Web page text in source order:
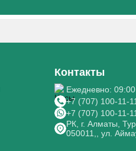
Контакты
Ежедневно:
+7 (707) 100-11-11
+7 (707) 100-11-11
РК, г. Алматы,
050011,, ул.